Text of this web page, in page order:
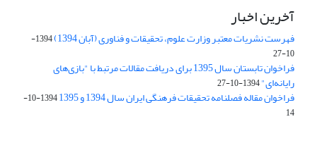
آخرین اخبار
فهرست نشریات معتبر وزارت علوم، تحقیقات و فناوری (آبان 1394)
1394-
10-27
فراخوان تابستان سال 1395 برای دریافت مقالات مرتبط با "بازی‌های
رایانه‌ای"1394-10-27
فراخوان مقاله فصلنامه تحقیقات فرهنگی ایران سال 1394 و 1395
1394-10-
14